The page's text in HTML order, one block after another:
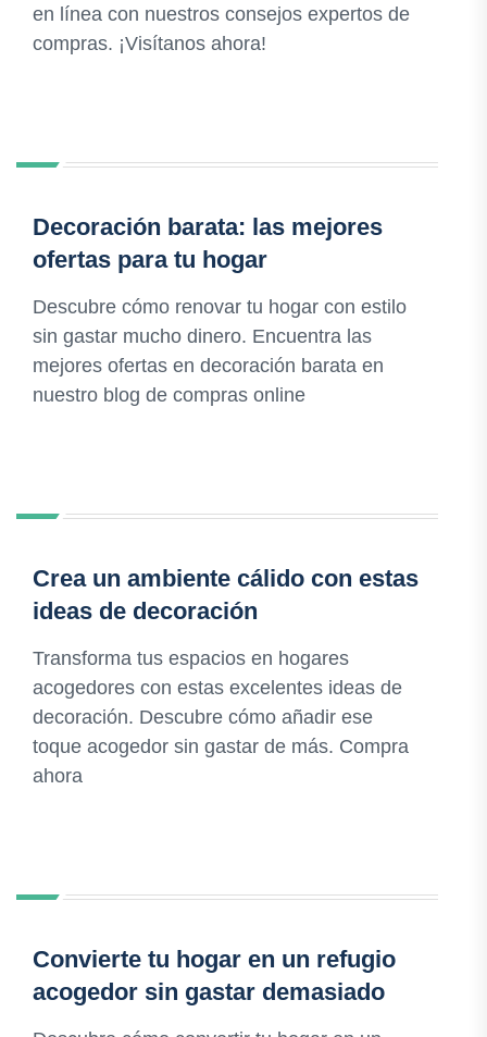
en línea con nuestros consejos expertos de
compras. ¡Visítanos ahora!
Decoración barata: las mejores
ofertas para tu hogar
Descubre cómo renovar tu hogar con estilo
sin gastar mucho dinero. Encuentra las
mejores ofertas en decoración barata en
nuestro blog de compras online
Crea un ambiente cálido con estas
ideas de decoración
Transforma tus espacios en hogares
acogedores con estas excelentes ideas de
decoración. Descubre cómo añadir ese
toque acogedor sin gastar de más. Compra
ahora
Convierte tu hogar en un refugio
acogedor sin gastar demasiado